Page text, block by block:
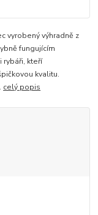
vyrobený výhradně z
fungujícím
rybáři, kteří
kvalitu.
celý popis